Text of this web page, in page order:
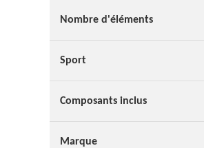
Nombre d'éléments
Sport
Composants inclus
Marque